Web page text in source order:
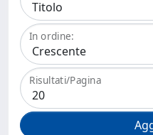
In ordine:
Risultati/Pagina